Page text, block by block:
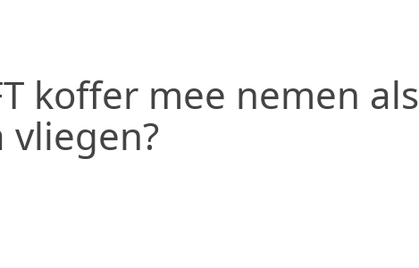
koffer mee nemen als